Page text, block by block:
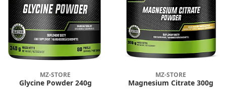
MZ-STORE
Glycine Powder 240g
MZ-STORE
Magnesium Citrate 300g